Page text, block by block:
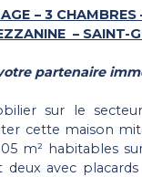
– 3
– SAINT-
partenaire
sur le
cette maison
m² habitables
avec